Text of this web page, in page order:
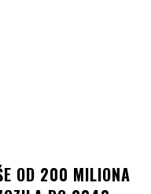
OD 200 MILIONA